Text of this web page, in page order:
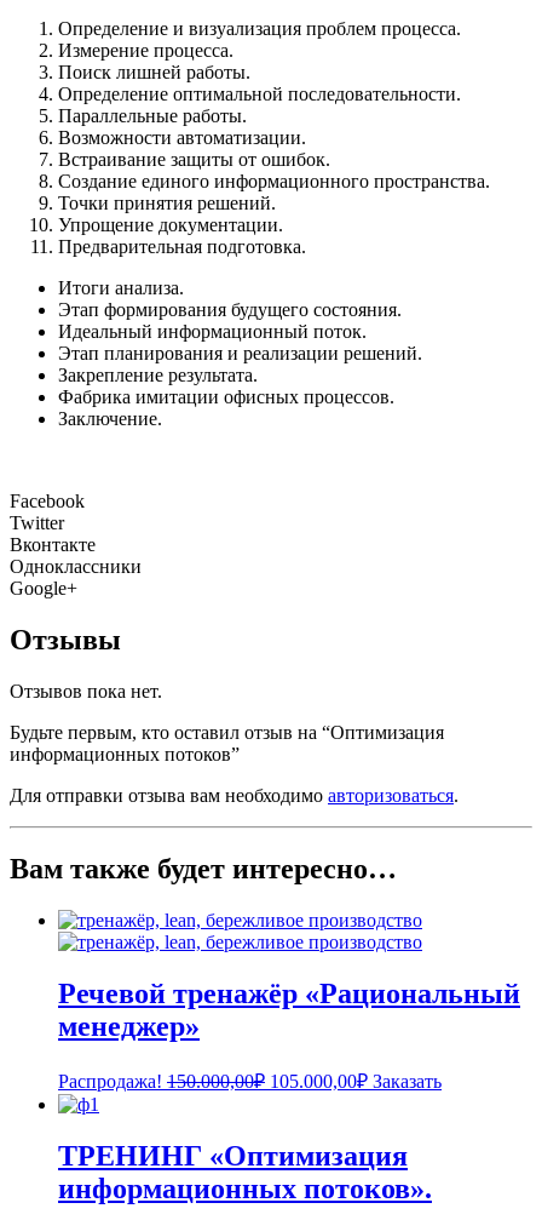
Определение и визуализация проблем процесса.
Измерение процесса.
Поиск лишней работы.
Определение оптимальной последовательности.
Параллельные работы.
Возможности автоматизации.
Встраивание защиты от ошибок.
Создание единого информационного пространства.
Точки принятия решений.
Упрощение документации.
Предварительная подготовка.
Итоги анализа.
Этап формирования будущего состояния.
Идеальный информационный поток.
Этап планирования и реализации решений.
Закрепление результата.
Фабрика имитации офисных процессов.
Заключение.
Facebook
Twitter
Вконтакте
Одноклассники
Google+
Отзывы
Отзывов пока нет.
Будьте первым, кто оставил отзыв на “Оптимизация
информационных потоков”
Для отправки отзыва вам необходимо авторизоваться.
Вам также будет интересно…
Речевой тренажёр «Рациональный
менеджер»
Распродажа! 150.000,00₽ Первоначальная
105.000,00₽Текущая
Заказать
ТРЕНИНГ «Оптимизация
информационных потоков».